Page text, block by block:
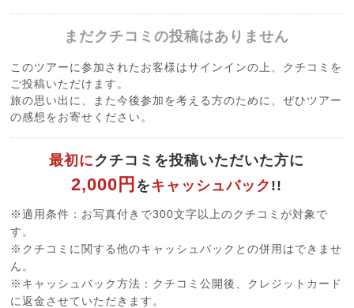
まだクチコミの投稿はありません
このツアーに参加されたお客様はサインインの上、クチコミを
ご投稿いただけます。
旅の思い出に、また今後参加を考える方のために、ぜひツアー
の感想をお寄せください。
最初にクチコミを投稿いただいた方に
2,000円 をキャッシュバック !!
※適用条件：お写真付きで300文字以上のクチコミが対象で
す。
※クチコミに関する他のキャッシュバックとの併用はできませ
ん。
※キャッシュバック方法：クチコミ公開後、クレジットカード
に返金させていただきます。